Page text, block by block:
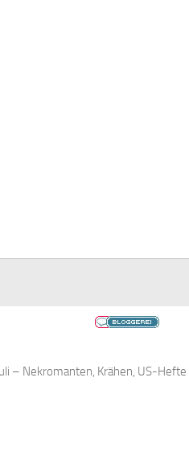
– Nekromanten, Krähen, US-